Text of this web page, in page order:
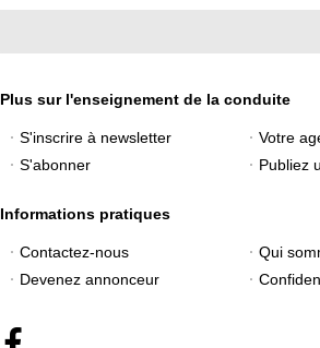
Plus sur l'enseignement de la conduite
S'inscrire à newsletter
Votre
S'abonner
Publiez
Informations pratiques
Contactez-nous
Qui
Devenez annonceur